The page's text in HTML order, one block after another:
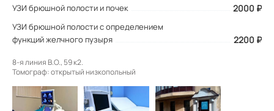
УЗИ брюшной полости и почек 2000 ₽
УЗИ брюшной полости с определением
функций желчного пузыря
2200 ₽
8-я линия В.О., 59 к2.
Томограф: открытый низкопольный